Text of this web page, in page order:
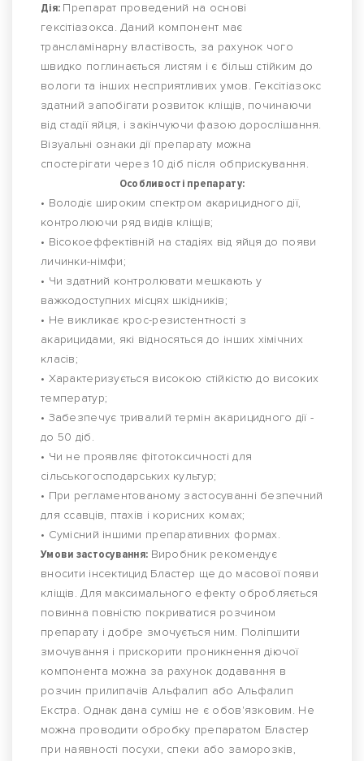
Дія: Препарат проведений на основі
гексітіазокса. Даний компонент має
трансламінарну властівость, за рахунок чого
швидко поглинається листям і є більш стійким до
вологи та інших несприятливих умов. Гексітіазокс
здатний запобігати розвиток кліщів, починаючи
від стадії яйця, і закінчуючи фазою дорослішання.
Візуальні ознаки дії препарату можна
спостерігати через 10 діб після обприскування.
Особливості препарату:
• Володіє широким спектром акарицидного дії,
контролюючи ряд видів кліщів;
• Вісокоеффектівній на стадіях від яйця до появи
личинки-німфи;
• Чи здатний контролювати мешкають у
важкодоступних місцях шкідників;
• Не викликає крос-резистентності з
акарицидами, які відносяться до інших хімічних
класів;
• Характеризується високою стійкістю до високих
температур;
• Забезпечує тривалий термін акарицидного дії -
до 50 діб.
• Чи не проявляє фітотоксичності для
сільськогосподарських культур;
• При регламентованому застосуванні безпечний
для ссавців, птахів і корисних комах;
• Сумісний іншими препаративних формах.
Умови застосування: Виробник рекомендує
вносити інсектицид Бластер ще до масової появи
кліщів. Для максимального ефекту обробляється
повинна повністю покриватися розчином
препарату і добре змочується ним. Поліпшити
змочування і прискорити проникнення діючої
компонента можна за рахунок додавання в
розчин прилипачів Альфалип або Альфалип
Екстра. Однак дана суміш не є обов'язковим. Не
можна проводити обробку препаратом Бластер
при наявності посухи, спеки або заморозків,